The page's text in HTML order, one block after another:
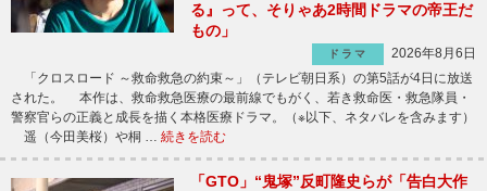
る』って、そりゃあ2時間ドラマの帝王だ
もの」
ドラマ
2026年8月6日
「クロスロード ～救命救急の約束～」（テレビ朝日系）の第5話が4日に放送
された。 本作は、救命救急医療の最前線でもがく、若き救命医・救急隊員・
警察官らの正義と成長を描く本格医療ドラマ。（※以下、ネタバレを含みます）
遥（今田美桜）や桐 … 続きを読む
「GTO」“鬼塚”反町隆史らが「告白大作